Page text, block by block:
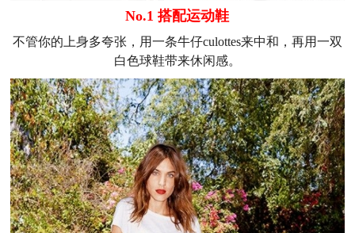
No.1 搭配运动鞋
不管你的上身多夸张，用一条牛仔culottes来中和，再用一双
白色球鞋带来休闲感。